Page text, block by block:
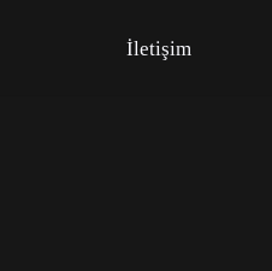
İletişim